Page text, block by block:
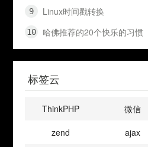
Linux时间戳转换
哈佛推荐的20个快乐的习惯
标签云
ThinkPHP 微信
zend
ajax